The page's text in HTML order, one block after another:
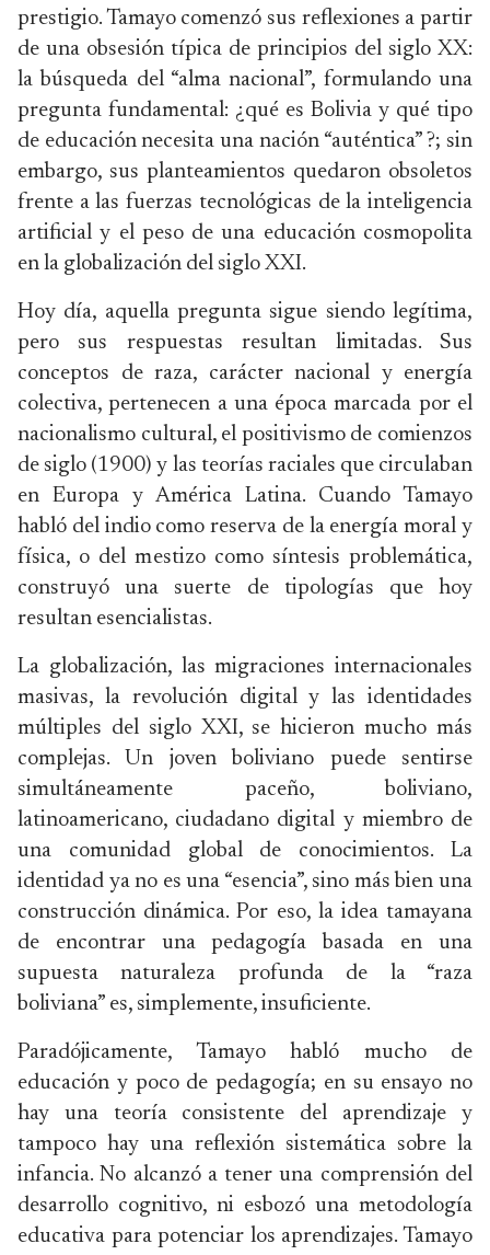
prestigio. Tamayo comenzó sus reflexiones a partir
de una obsesión típica de principios del siglo XX:
la búsqueda del “alma nacional”, formulando una
pregunta fundamental: ¿qué es Bolivia y qué tipo
de educación necesita una nación “auténtica” ?; sin
embargo, sus planteamientos quedaron obsoletos
frente a las fuerzas tecnológicas de la inteligencia
artificial y el peso de una educación cosmopolita
en la globalización del siglo XXI.
Hoy día, aquella pregunta sigue siendo legítima,
pero sus respuestas resultan limitadas. Sus
conceptos de raza, carácter nacional y energía
colectiva, pertenecen a una época marcada por el
nacionalismo cultural, el positivismo de comienzos
de siglo (1900) y las teorías raciales que circulaban
en Europa y América Latina. Cuando Tamayo
habló del indio como reserva de la energía moral y
física, o del mestizo como síntesis problemática,
construyó una suerte de tipologías que hoy
resultan esencialistas.
La globalización, las migraciones internacionales
masivas, la revolución digital y las identidades
múltiples del siglo XXI, se hicieron mucho más
complejas. Un joven boliviano puede sentirse
simultáneamente paceño, boliviano,
latinoamericano, ciudadano digital y miembro de
una comunidad global de conocimientos. La
identidad ya no es una “esencia”, sino más bien una
construcción dinámica. Por eso, la idea tamayana
de encontrar una pedagogía basada en una
supuesta naturaleza profunda de la “raza
boliviana” es, simplemente, insuficiente.
Paradójicamente, Tamayo habló mucho de
educación y poco de pedagogía; en su ensayo no
hay una teoría consistente del aprendizaje y
tampoco hay una reflexión sistemática sobre la
infancia. No alcanzó a tener una comprensión del
desarrollo cognitivo, ni esbozó una metodología
educativa para potenciar los aprendizajes. Tamayo